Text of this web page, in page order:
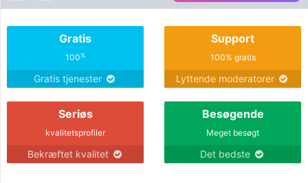
Gratis
100%
Gratis tjenester
Support
100% gratis
Lyttende moderatorer
Seriøs
kvalitetsprofiler
Bekræftet kvalitet
Besøgende
Meget besøgt
Det bedste